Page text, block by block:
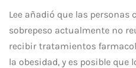
Lee añadió que las personas
sobrepeso actualmente no
recibir tratamientos
la obesidad, y es posible